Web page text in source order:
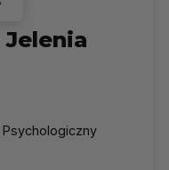
Psychologiczny